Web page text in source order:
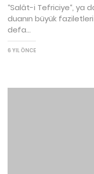
“Salât-i Tefriciye“, ya
duanın büyük
defa...
6 YIL ÖNCE